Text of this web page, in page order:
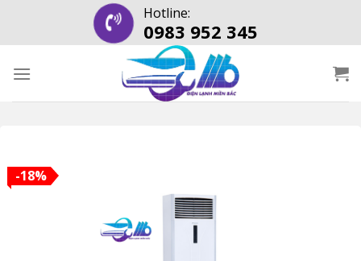
content
Hotline:
0983 952 345
-18%